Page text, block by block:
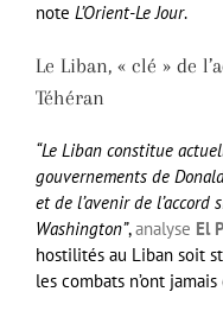
note L’Orient-Le Jour.
Le Liban, « clé » de
Téhéran
“Le Liban constitue
gouvernements de
et de l’avenir de
Washington”,analyse El
hostilités au Liban soit
les combats n’ont